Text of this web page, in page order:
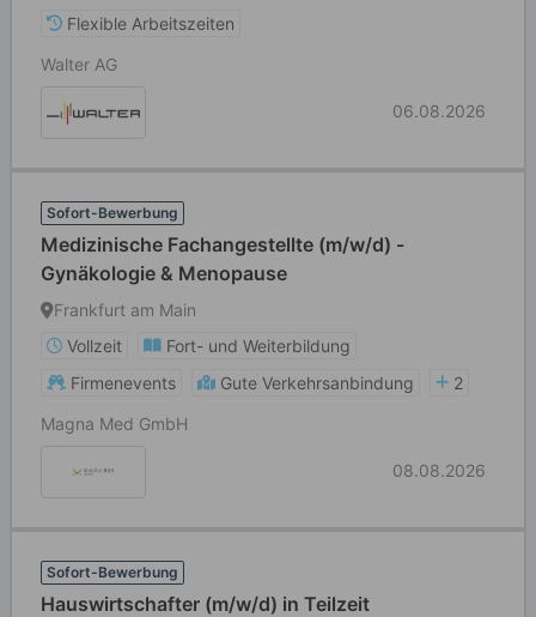
Flexible Arbeitszeiten
Walter AG
06.08.2026
Sofort-Bewerbung
Medizinische Fachangestellte (m/w/d) -
Gynäkologie & Menopause
Frankfurt am Main
Vollzeit
Fort- und Weiterbildung
Firmenevents
Gute Verkehrsanbindung
2
Magna Med GmbH
08.08.2026
Sofort-Bewerbung
Hauswirtschafter (m/w/d) in Teilzeit